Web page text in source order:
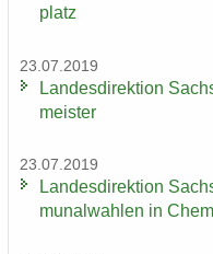
platz
23.07.2019
Lan­des­di­rek­ti­on
meis­ter
23.07.2019
Lan­des­di­rek­ti­on
mu­nal­wah­len in